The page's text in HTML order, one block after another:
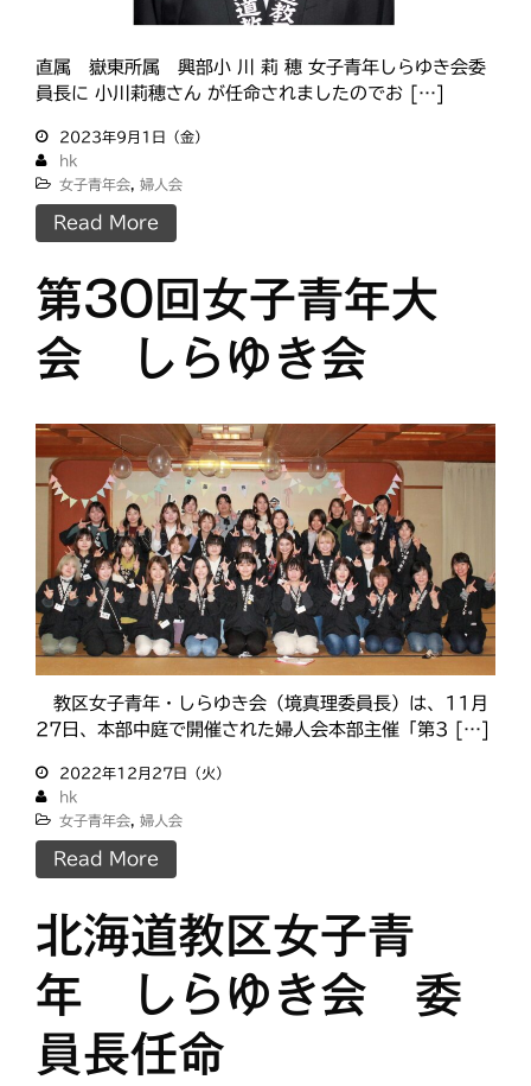
直属 嶽東所属 興部小 川 莉 穂 女子青年しらゆき会委
員長に 小川莉穂さん が任命されましたのでお […]
2023年9月1日（金）
hk
女子青年会
婦人会
Read More
第30回女子青年大
会 しらゆき会
教区女子青年・しらゆき会（境真理委員長）は、11月
27日、本部中庭で開催された婦人会本部主催「第3 […]
2022年12月27日（火）
hk
女子青年会, 婦人会
Read More
北海道教区女子青
年 しらゆき会 委
員長任命